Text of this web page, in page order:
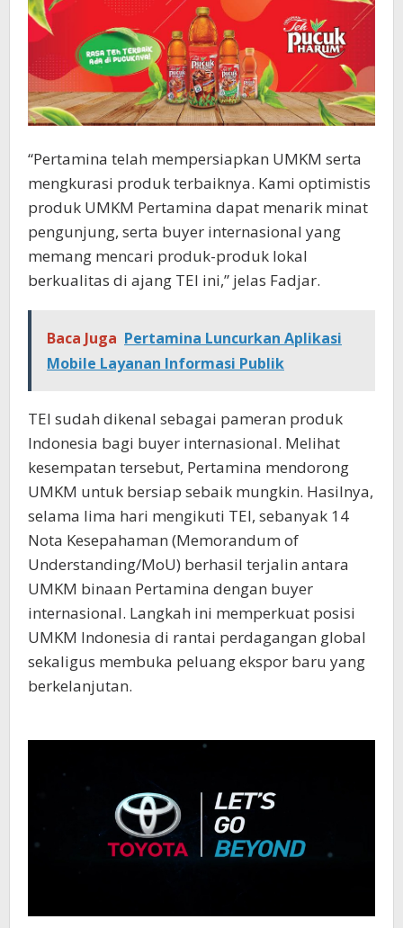
“Pertamina telah mempersiapkan UMKM serta
mengkurasi produk terbaiknya. Kami optimistis
produk UMKM Pertamina dapat menarik minat
pengunjung, serta buyer internasional yang
memang mencari produk-produk lokal
berkualitas di ajang TEI ini,” jelas Fadjar.
Baca Juga Pertamina Luncurkan Aplikasi
Mobile Layanan Informasi Publik
TEI sudah dikenal sebagai pameran produk
Indonesia bagi buyer internasional. Melihat
kesempatan tersebut, Pertamina mendorong
UMKM untuk bersiap sebaik mungkin. Hasilnya,
selama lima hari mengikuti TEI, sebanyak 14
Nota Kesepahaman (Memorandum of
Understanding/MoU) berhasil terjalin antara
UMKM binaan Pertamina dengan buyer
internasional. Langkah ini memperkuat posisi
UMKM Indonesia di rantai perdagangan global
sekaligus membuka peluang ekspor baru yang
berkelanjutan.